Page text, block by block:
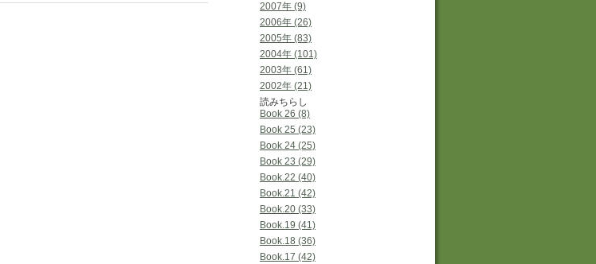
2007年 (9)
2006年 (26)
2005年 (83)
2004年 (101)
2003年 (61)
2002年 (21)
読みちらし
Book 26 (8)
Book 25 (23)
Book 24 (25)
Book 23 (29)
Book.22 (40)
Book.21 (42)
Book.20 (33)
Book.19 (41)
Book.18 (36)
Book.17 (42)